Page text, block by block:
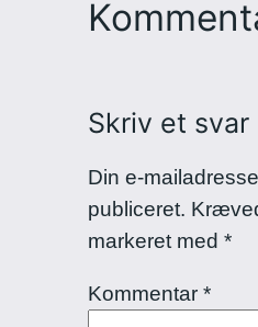
Skriv et svar
Din e-
publiceret.
markeret med *
Kommentar *